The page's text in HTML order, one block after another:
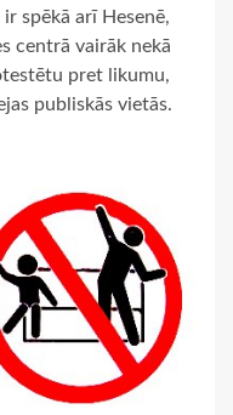
spēkā arī Hesenē,
centrā vairāk nekā
pret likumu,
publiskās vietās.